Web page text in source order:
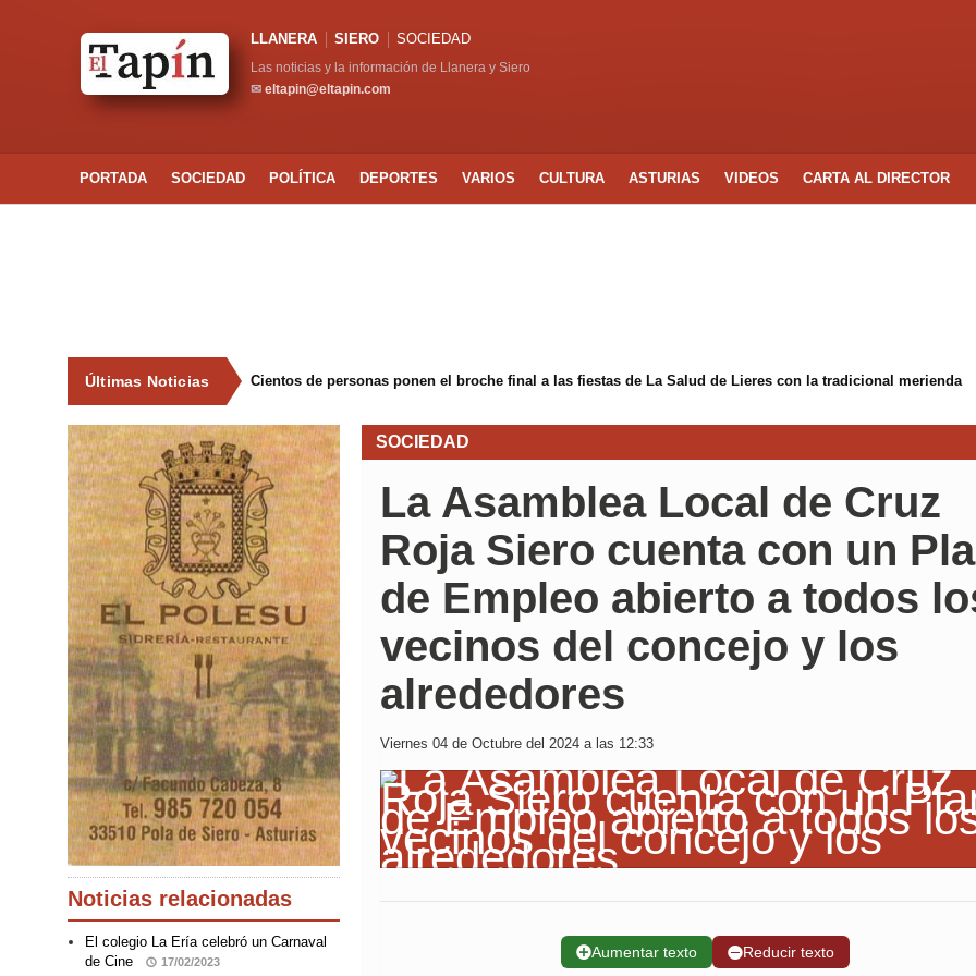
LLANERA SIERO SOCIEDAD
Las noticias y la información de Llanera y Siero
✉ eltapin@eltapin.com
PORTADA SOCIEDAD POLÍTICA DEPORTES VARIOS CULTURA ASTURIAS VIDEOS CARTA AL DIRECTOR
Últimas Noticias Cientos de personas ponen el broche final a las fiestas de La Salud de Lieres con la tradicional merienda
SOCIEDAD
La Asamblea Local de Cruz
Roja Siero cuenta con un
de Empleo abierto a todos
vecinos del concejo y los
alrededores
Viernes 04 de Octubre del 2024 a las 12:33
➕Aumentar texto ➖Reducir texto
Noticias relacionadas
El colegio La Ería celebró un Carnaval
de Cine
17/02/2023